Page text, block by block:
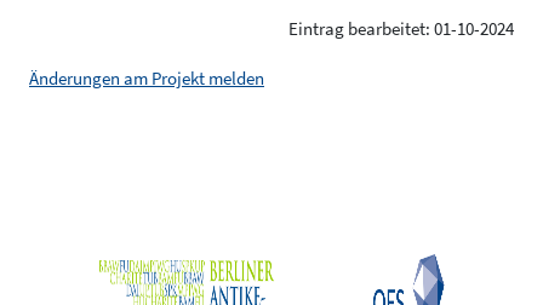
Eintrag bearbeitet: 01-10-2024
Änderungen am Projekt melden